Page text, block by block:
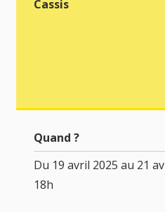
Cassis
Quand ?
Du 19 avril 2025 au 21
18h